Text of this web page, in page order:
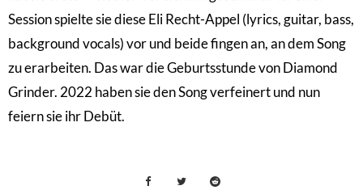
Session spielte sie diese Eli Recht-Appel (lyrics, guitar, bass,
background vocals) vor und beide fingen an, an dem Song
zu erarbeiten. Das war die Geburtsstunde von Diamond
Grinder. 2022 haben sie den Song verfeinert und nun
feiern sie ihr Debüt.